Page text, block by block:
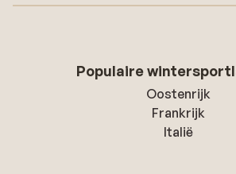
Populaire
Oostenrijk
Frankrijk
Italië